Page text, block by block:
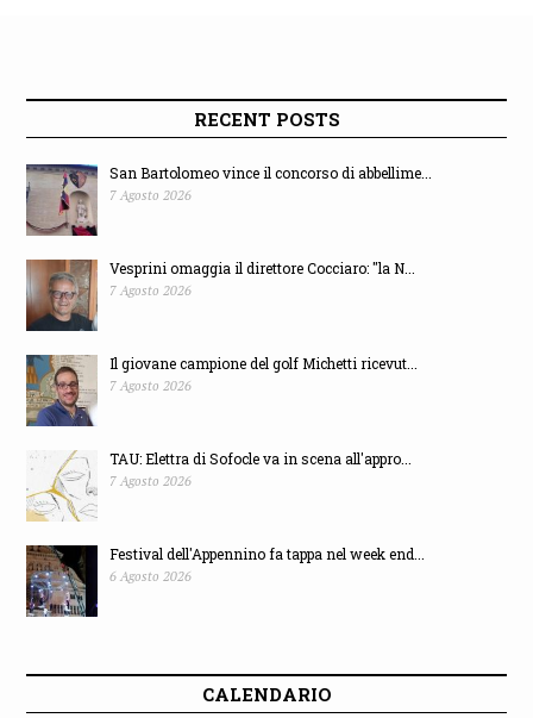
RECENT POSTS
San Bartolomeo vince il concorso di abbellime...
7 Agosto 2026
Vesprini omaggia il direttore Cocciaro: "la N...
7 Agosto 2026
Il giovane campione del golf Michetti ricevut...
7 Agosto 2026
TAU: Elettra di Sofocle va in scena all'appro...
7 Agosto 2026
Festival dell'Appennino fa tappa nel week end...
6 Agosto 2026
CALENDARIO